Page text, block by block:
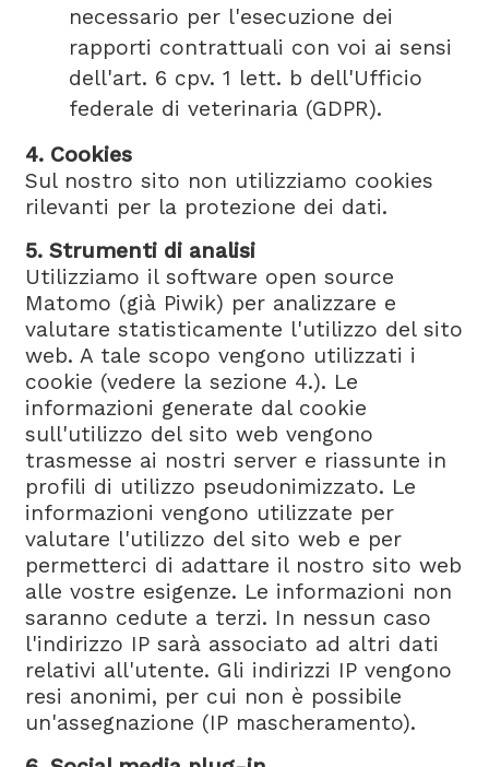
necessario per l'esecuzione dei
rapporti contrattuali con voi ai sensi
dell'art. 6 cpv. 1 lett. b dell'Ufficio
federale di veterinaria (GDPR).
4. Cookies
Sul nostro sito non utilizziamo cookies
rilevanti per la protezione dei dati.
5. Strumenti di analisi
Utilizziamo il software open source
Matomo (già Piwik) per analizzare e
valutare statisticamente l'utilizzo del sito
web. A tale scopo vengono utilizzati i
cookie (vedere la sezione 4.). Le
informazioni generate dal cookie
sull'utilizzo del sito web vengono
trasmesse ai nostri server e riassunte in
profili di utilizzo pseudonimizzato. Le
informazioni vengono utilizzate per
valutare l'utilizzo del sito web e per
permetterci di adattare il nostro sito web
alle vostre esigenze. Le informazioni non
saranno cedute a terzi. In nessun caso
l'indirizzo IP sarà associato ad altri dati
relativi all'utente. Gli indirizzi IP vengono
resi anonimi, per cui non è possibile
un'assegnazione (IP mascheramento).